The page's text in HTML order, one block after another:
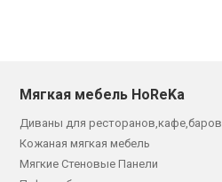
Мягкая мебель HoReKa
Диваны для ресторанов,кафе,баров
Кожаная мягкая мебель
Мягкие Стеновые Панели